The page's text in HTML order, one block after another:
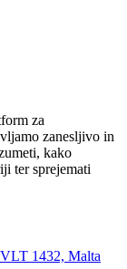
za
zanesljivo in
kako
ter sprejemati
1432, Malta